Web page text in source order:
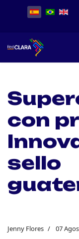
con
sello
Jenny Flores 07